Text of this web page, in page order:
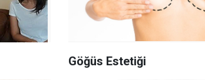
Göğüs Estetiği